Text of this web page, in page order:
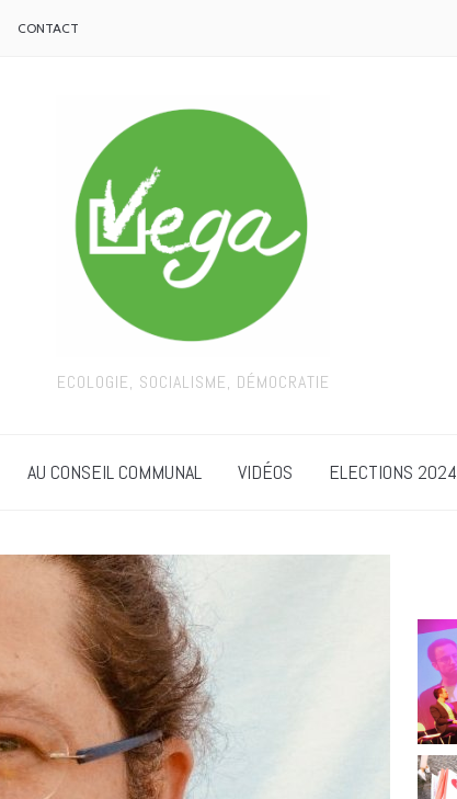
CONTACT
ECOLOGIE, SOCIALISME, DÉMOCRATIE
AU CONSEIL COMMUNAL VIDÉOS ELECTIONS 2024